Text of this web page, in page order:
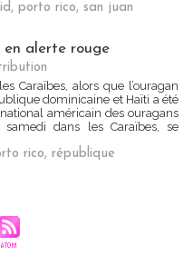
, porto rico, san juan
en alerte rouge
Caraïbes, alors que l’ouragan
dominicaine et Haïti a été
américain des ouragans
dans les Caraïbes, se
rico, république